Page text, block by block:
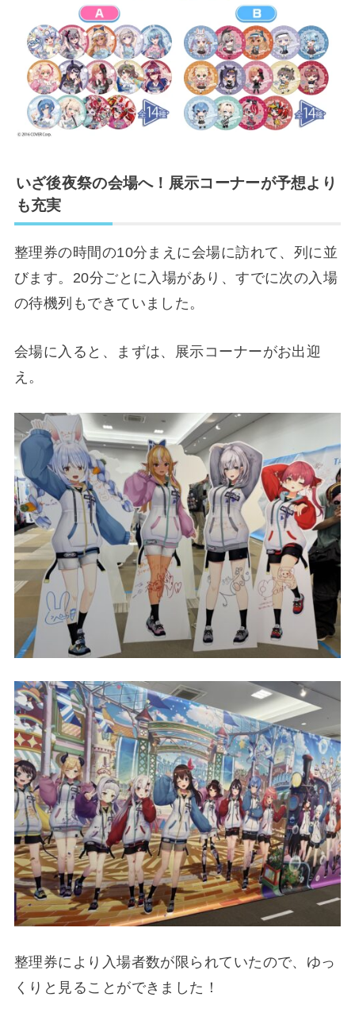
いざ後夜祭の会場へ！展示コーナーが予想より
も充実
整理券の時間の10分まえに会場に訪れて、列に並
びます。20分ごとに入場があり、すでに次の入場
の待機列もできていました。
会場に入ると、まずは、展示コーナーがお出迎
え。
整理券により入場者数が限られていたので、ゆっ
くりと見ることができました！